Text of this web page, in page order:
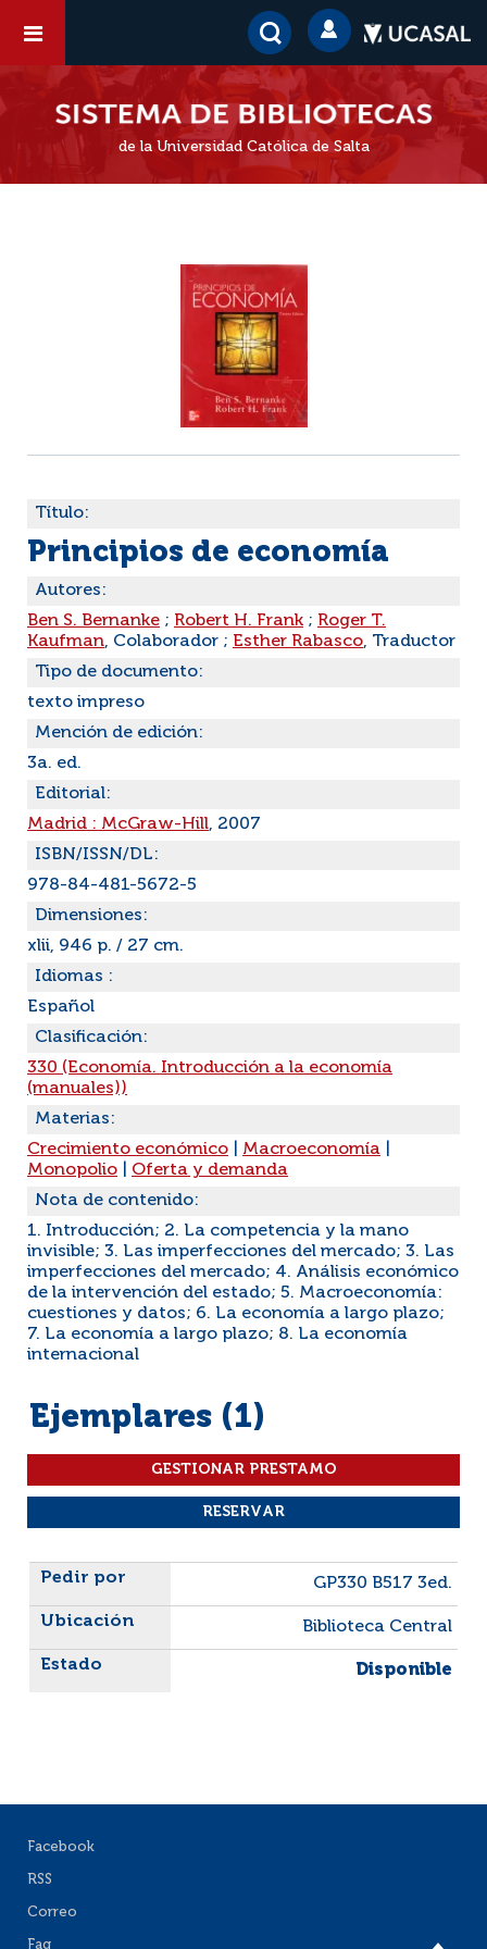
de la Universidad Católica de Salta
Título:
Principios de economía
Autores:
Ben S. Bernanke ; Robert H. Frank ; Roger T.
Kaufman, Colaborador ; Esther Rabasco, Traductor
Tipo de documento:
texto impreso
Mención de edición:
3a. ed.
Editorial:
Madrid : McGraw-Hill, 2007
ISBN/ISSN/DL:
978-84-481-5672-5
Dimensiones:
xlii, 946 p. / 27 cm.
Idiomas :
Español
Clasificación:
330 (Economía. Introducción a la economía
(manuales))
Materias:
Crecimiento económico
Macroeconomía
Monopolio
Oferta y demanda
Nota de contenido:
1. Introducción; 2. La competencia y la mano
invisible; 3. Las imperfecciones del mercado; 3. Las
imperfecciones del mercado; 4. Análisis económico
de la intervención del estado; 5. Macroeconomía:
cuestiones y datos; 6. La economía a largo plazo;
7. La economía a largo plazo; 8. La economía
internacional
Ejemplares (1)
Liste des exemplaires
GP330 B517 3ed.
Biblioteca Central
Disponible
Facebook
RSS
Correo
Faq